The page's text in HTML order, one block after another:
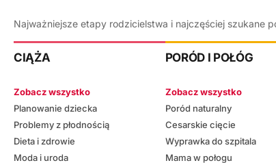
Najważniejsze etapy rodzicielstwa i najczęściej szukane
CIĄŻA
Zobacz wszystko
Planowanie dziecka
Problemy z płodnością
Dieta i zdrowie
Moda i uroda
PORÓD I POŁÓG
Zobacz wszystko
Poród naturalny
Cesarskie cięcie
Wyprawka do szpitala
Mama w połogu